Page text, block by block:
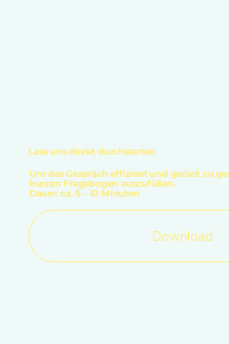
Lass uns direkt durchstarten
Um das Gespräch effizient und gezielt zu
kurzen Fragebogen auszufüllen.
Dauer: ca. 5 - 10 Minuten
Download